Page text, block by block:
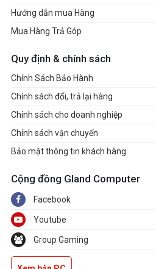
Hướng dẫn mua Hàng
Mua Hàng Trả Góp
Quy định & chính sách
Chính Sách Bảo Hành
Chính sách đổi, trả lại hàng
Chính sách cho doanh nghiệp
Chính sách vận chuyển
Bảo mật thông tin khách hàng
Cộng đồng Gland Computer
Facebook
Youtube
Group Gaming